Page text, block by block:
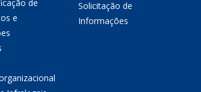
de
e
Solicitação de
Informações